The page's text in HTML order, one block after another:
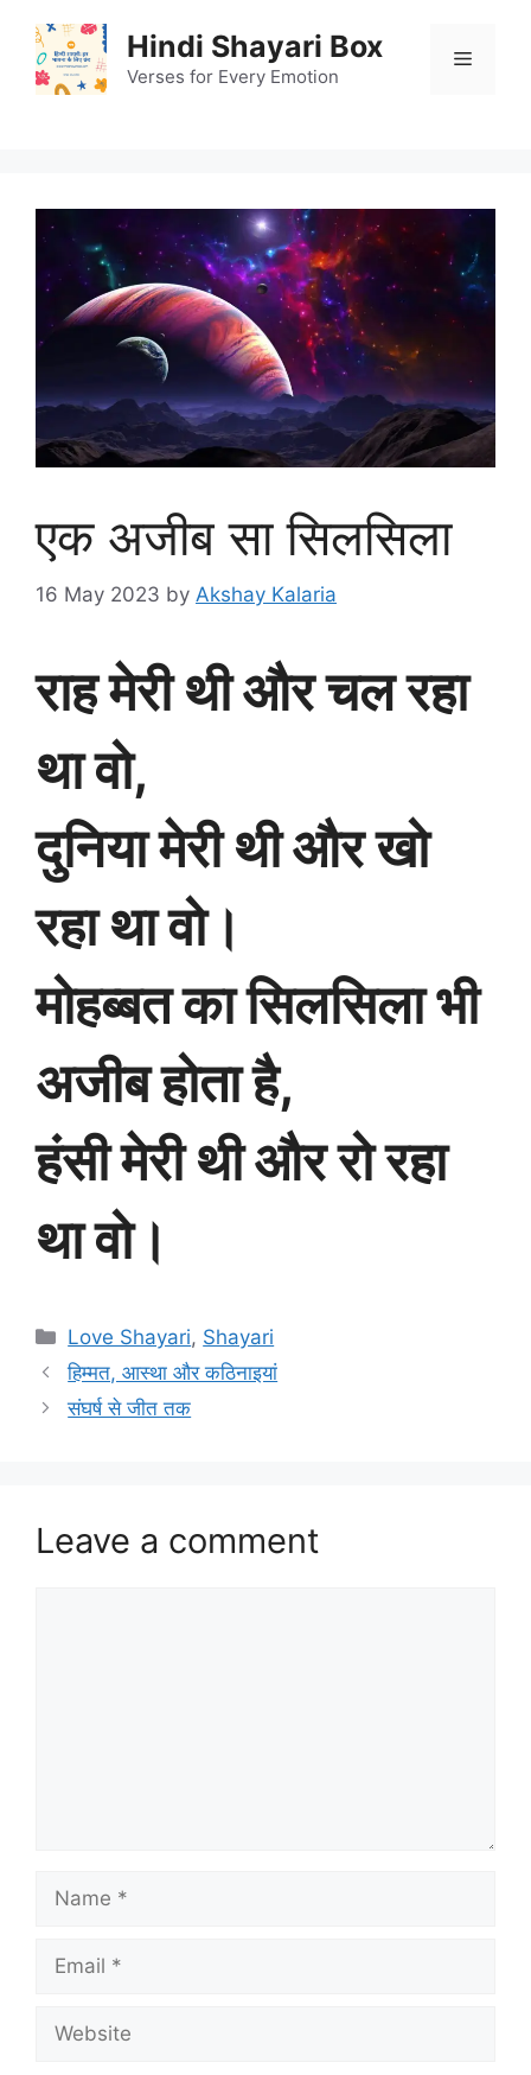
content
Hindi Shayari Box
Verses for Every Emotion
Menu
एक अजीब सा सिलसिला
16 May 2023 by Akshay Kalaria
राह मेरी थी और चल रहा
था वो,
दुनिया मेरी थी और खो
रहा था वो।
मोहब्बत का सिलसिला भी
अजीब होता है,
हंसी मेरी थी और रो रहा
था वो।
Categories
Love Shayari, Shayari
हिम्मत, आस्था और कठिनाइयां
संघर्ष से जीत तक
Leave a comment
Name
Email
Website